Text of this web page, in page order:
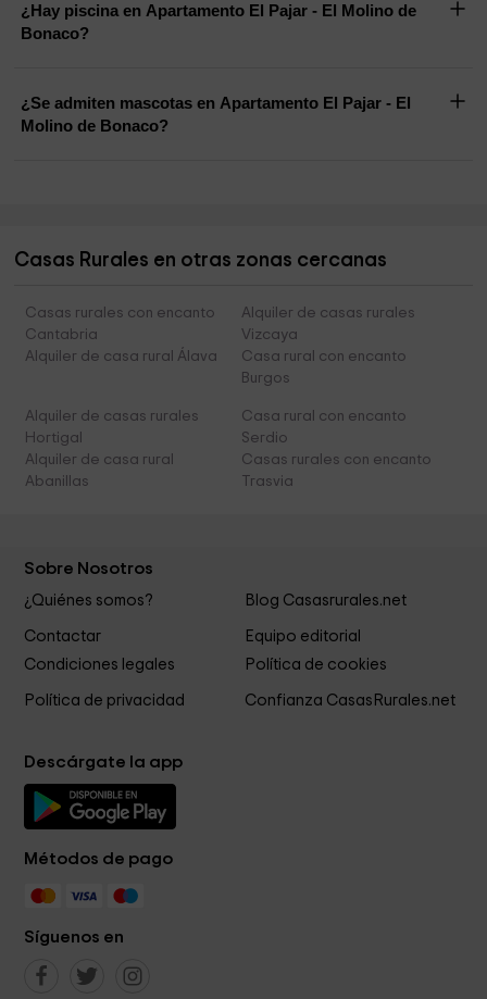
¿Hay piscina en Apartamento El Pajar - El Molino de
Bonaco?
¿Se admiten mascotas en Apartamento El Pajar - El
Molino de Bonaco?
Casas Rurales en otras zonas cercanas
Casas rurales con encanto
Cantabria
Alquiler de casas rurales
Vizcaya
Alquiler de casa rural Álava
Casa rural con encanto
Burgos
Alquiler de casas rurales
Hortigal
Casa rural con encanto
Serdio
Alquiler de casa rural
Abanillas
Casas rurales con encanto
Trasvia
Sobre Nosotros
¿Quiénes somos? Blog Casasrurales.net
Contactar
Equipo editorial
Condiciones legales
Política de cookies
Política de privacidad Confianza CasasRurales.net
Descárgate la app
Métodos de pago
Síguenos en